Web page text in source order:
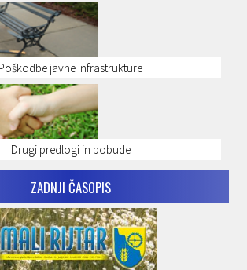
Poškodbe javne infrastrukture
Drugi predlogi in pobude
ZADNJI ČASOPIS